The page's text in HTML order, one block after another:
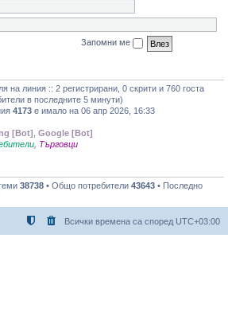
Запомни ме
на линия :: 2 регистрирани, 0 скрити и 760 госта
в последните 5 минути)
4173 е имало на 06 апр 2026, 16:33
[Bot] Google [Bot]
Търговци
38738 • Общо потребители 43643 • Последно
Всички времена са според UTC+03:00